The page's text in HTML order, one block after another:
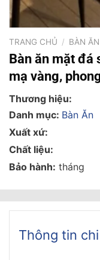
TRANG CHỦ / BÀN ĂN
Bàn ăn mặt đá
mạ vàng,
Thương hiệu:
Danh mục: Bàn Ăn
Xuất xứ:
Chất liệu:
Bảo hành: tháng
Thông tin